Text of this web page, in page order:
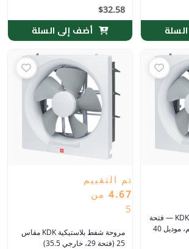
$32.58
أضف إلى السلة
مروحة شفط بلاستيكية KDK — فتحة
تم التقييم
4.67 من
5
مروحة شفط بلاستيكية KDK مقاس
25 (فتحة 29، خارجي 35.5)